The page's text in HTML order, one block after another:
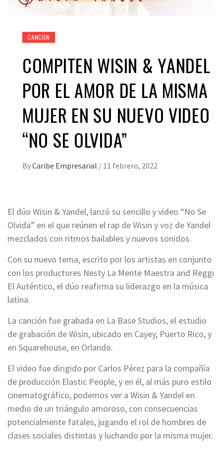
CANCÚN
COMPITEN WISIN & YANDEL
POR EL AMOR DE LA MISMA
MUJER EN SU NUEVO VIDEO
“NO SE OLVIDA”
ByCaribe Empresarial / 11 febrero, 2022
El dúo Wisin & Yandel, lanzó su sencillo y video “No Se
Olvida” en el que reúnen el rap de Wisin y voz de Yandel
mezclados con ritmos bailables y nuevos sonidos.
Con su nuevo tema, escrito por los artistas en conjunto
con los productores Nesty La Mente Maestra and Reggi
El Auténtico, el dúo reafirma su liderazgo en la música
latina.
La canción fue grabada en La Base Studios, el estudio
de grabación de Wisin, ubicado en Cayey, Puerto Rico, y
en Squarehouse, en Orlando.
El video fue dirigido por Carlos Pérez para la compañía
de producción Elastic People, y en él, al más puro estilo
cinematográfico, podemos ver a Wisin & Yandel en
medio de un triángulo amoroso, con consecuencias
potencialmente fatales, jugando el rol de hombres de
clases sociales distintas y luchando por la misma mujer.